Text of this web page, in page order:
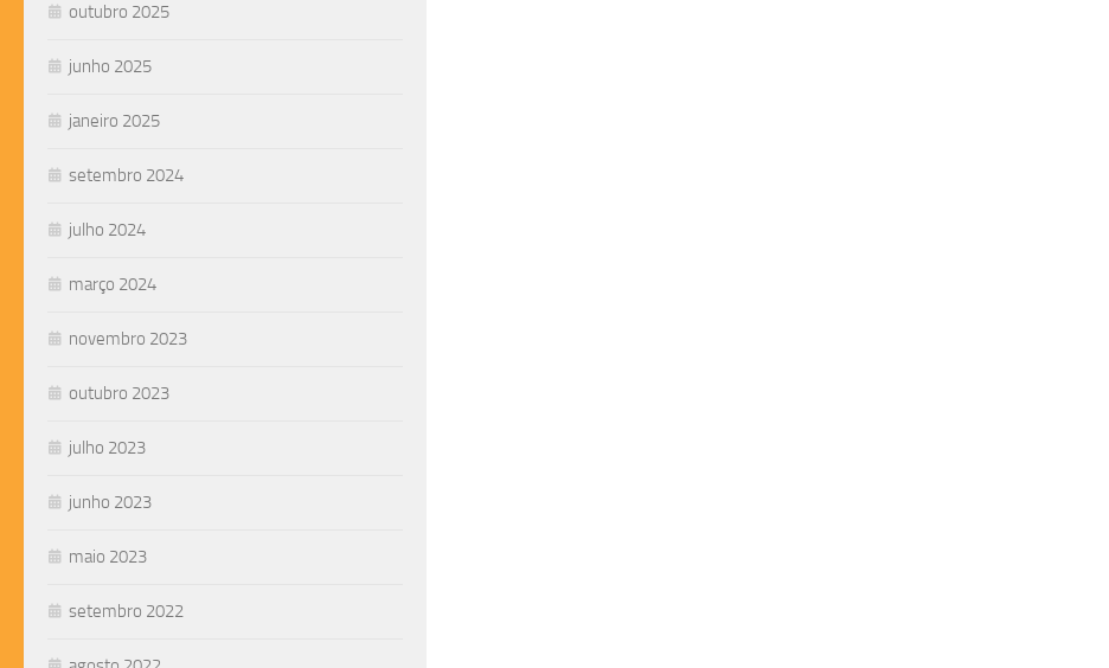
outubro 2025
junho 2025
janeiro 2025
setembro 2024
julho 2024
março 2024
novembro 2023
outubro 2023
julho 2023
junho 2023
maio 2023
setembro 2022